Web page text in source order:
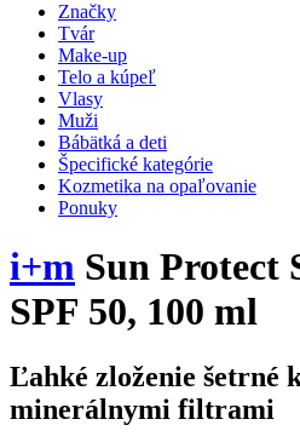
Značky
Tvár
Make-up
Telo a kúpeľ
Vlasy
Muži
Bábätká a deti
Špecifické kategórie
Kozmetika na opaľovanie
Ponuky
i+m Sun Protect
SPF 50, 100 ml
Ľahké zloženie šetrné
minerálnymi filtrami